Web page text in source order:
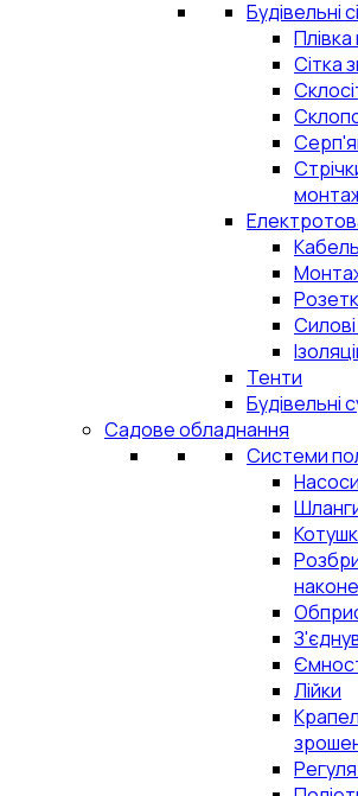
Будівельні
Сітка
Тенти
Будівельні
Садове обладнання
Системи
Насоси
Лійки